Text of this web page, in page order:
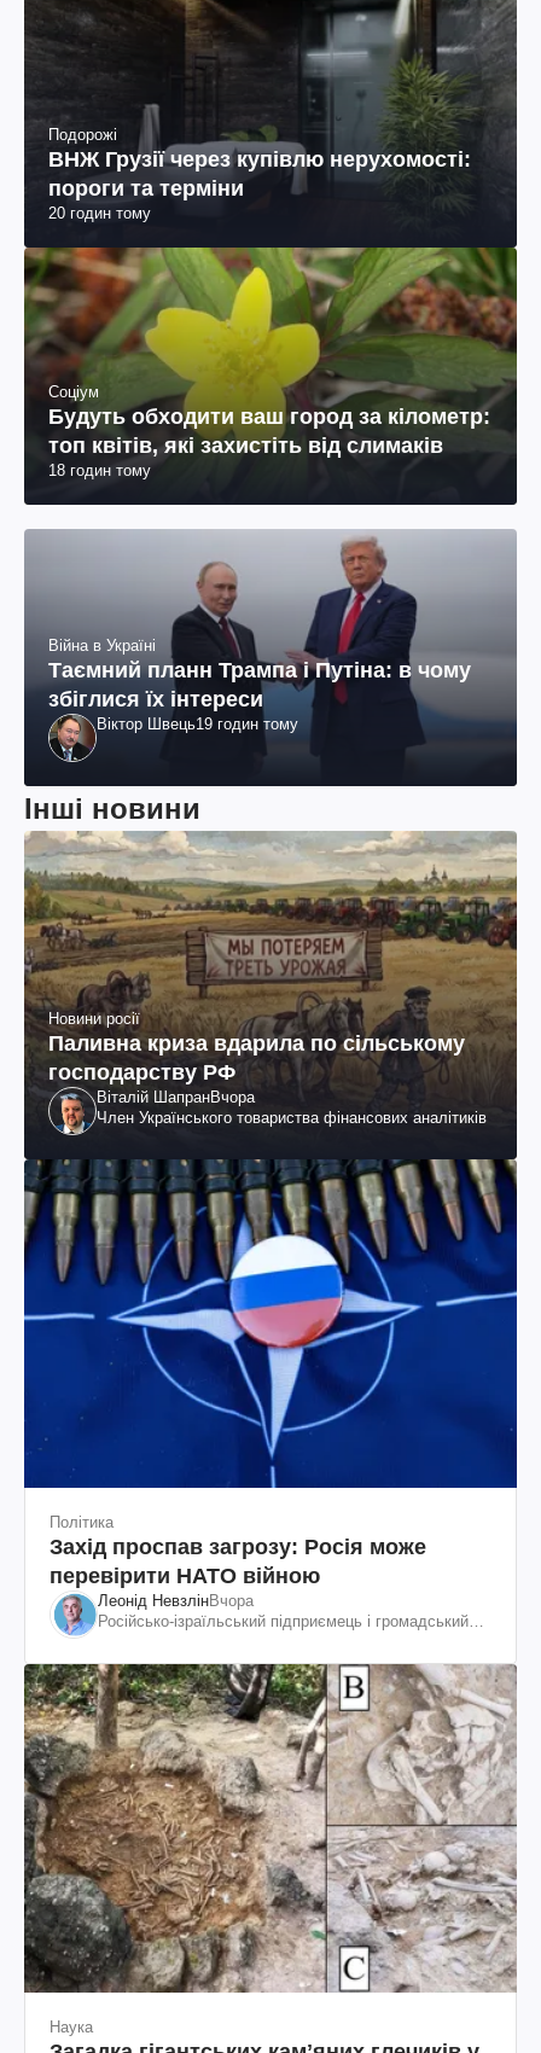
Подорожі
ВНЖ Грузії через купівлю нерухомості:
пороги та терміни
20 годин тому
Соціум
Будуть обходити ваш город за кілометр:
топ квітів, які захистіть від слимаків
18 годин тому
Війна в Україні
Таємний планн Трампа і Путіна: в чому
збіглися їх інтереси
Віктор Швець19 годин тому
Інші новини
Новини росії
Паливна криза вдарила по сільському
господарству РФ
Віталій ШапранВчора
Член Українського товариства фінансових аналітиків
Політика
Захід проспав загрозу: Росія може
перевірити НАТО війною
Леонід НевзлінВчора
Російсько-ізраїльський підприємець і громадський
Наука